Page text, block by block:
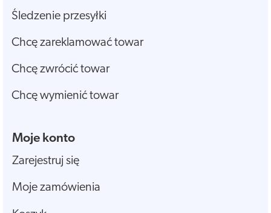
Śledzenie przesyłki
Chcę zareklamować towar
Chcę zwrócić towar
Chcę wymienić towar
Moje konto
Zarejestruj się
Moje zamówienia